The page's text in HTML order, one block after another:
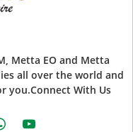
Metta EO and Metta
all over the world and
you.Connect With Us
youtube